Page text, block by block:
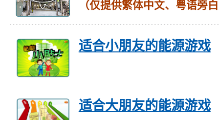
（仅提供繁体中文、粤语旁
适合小朋友的能源游戏
适合大朋友的能源游戏